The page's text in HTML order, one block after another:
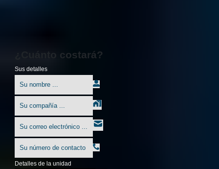
¿Cuánto costará?
Sus detalles
Detalles de la unidad